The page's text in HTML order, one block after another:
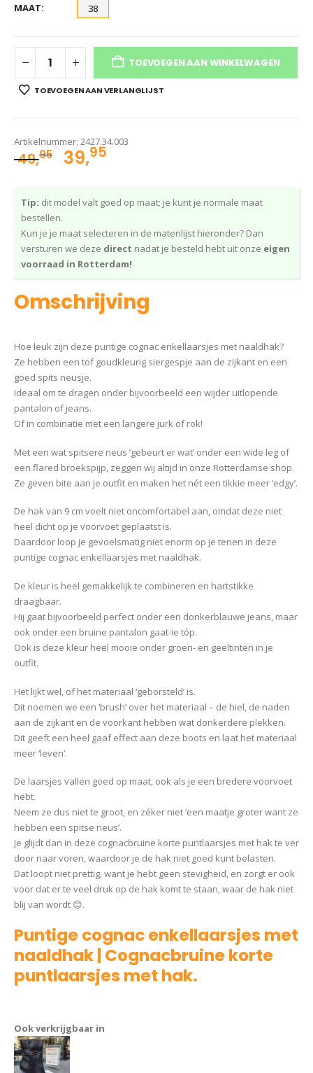
MAAT 38
TOEVOEGEN AAN WINKELWAGEN
TOEVOEGEN AAN VERLANGLIJST
Artikelnummer: 2427.34.003
49,95 Oorspronkelijke
49,95.
39,95
39,95.
Tip: dit model valt goed op maat; je kunt je normale maat
bestellen.
Kun je je maat selecteren in de matenlijst hieronder? Dan
versturen we deze direct nadat je besteld hebt uit onze eigen
voorraad in Rotterdam!
Omschrijving
Hoe leuk zijn deze puntige cognac enkellaarsjes met naaldhak?
Ze hebben een tof goudkleurig siergespje aan de zijkant en een
goed spits neusje.
Ideaal om te dragen onder bijvoorbeeld een wijder uitlopende
pantalon of jeans.
Of in combinatie met een langere jurk of rok!
Met een wat spitsere neus ‘gebeurt er wat’ onder een wide leg of
een flared broekspijp, zeggen wij altijd in onze Rotterdamse shop.
Ze geven bite aan je outfit en maken het nét een tikkie meer ‘edgy’.
De hak van 9 cm voelt niet oncomfortabel aan, omdat deze niet
heel dicht op je voorvoet geplaatst is.
Daardoor loop je gevoelsmatig niet enorm op je tenen in deze
puntige cognac enkellaarsjes met naaldhak.
De kleur is heel gemakkelijk te combineren en hartstikke
draagbaar.
Hij gaat bijvoorbeeld perfect onder een donkerblauwe jeans, maar
ook onder een bruine pantalon gaat-ie tóp.
Ook is deze kleur heel mooie onder groen- en geeltinten in je
outfit.
Het lijkt wel, of het materiaal ‘geborsteld’ is.
Dit noemen we een ‘brush’ over het materiaal – de hiel, de naden
aan de zijkant en de voorkant hebben wat donkerdere plekken.
Dit geeft een heel gaaf effect aan deze boots en laat het materiaal
meer ‘leven’.
De laarsjes vallen goed op maat, ook als je een bredere voorvoet
hebt.
Neem ze dus niet te groot, en zéker niet ‘een maatje groter want ze
hebben een spitse neus’.
Je glijdt dan in deze cognacbruine korte puntlaarsjes met hak te ver
door naar voren, waardoor je de hak niet goed kunt belasten.
Dat loopt niet prettig, want je hebt geen stevigheid, en zorgt er ook
voor dat er te veel druk op de hak komt te staan, waar de hak niet
blij van wordt 😊.
Puntige cognac enkellaarsjes met
naaldhak | Cognacbruine korte
puntlaarsjes met hak.
Ook verkrijgbaar in